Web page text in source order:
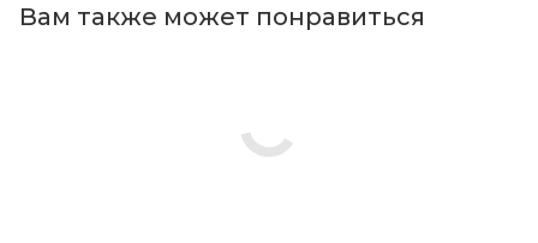
Вам также может понравиться